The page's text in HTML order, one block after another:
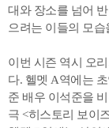
대와 장소를 넘어
으려는 이들의 모습
이번 시즌 역시 오
다. 헬멧 A역에는
준 배우 이석준을
극 <히스토리 보이